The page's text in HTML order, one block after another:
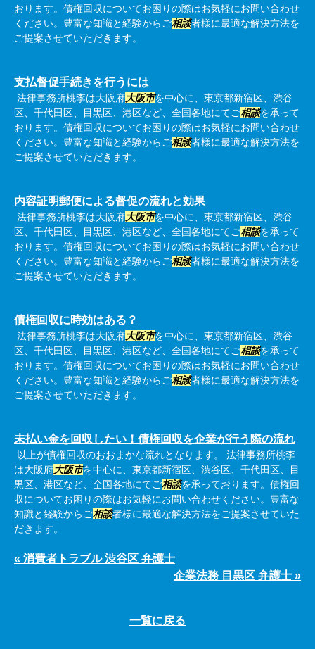
おります。債権回収についてお困りの際はお気軽にお問い合わせ
ください。豊富な知識と経験からご相談者様に最適な解決方法を
ご提案させていただきます。
支払督促手続きを行うには
法律事務所桃李は大阪府大阪市を中心に、東京都新宿区、渋谷
区、千代田区、目黒区、港区など、全国各地にてご相談を承って
おります。債権回収についてお困りの際はお気軽にお問い合わせ
ください。豊富な知識と経験からご相談者様に最適な解決方法を
ご提案させていただきます。
内容証明郵便による督促の流れと効果
法律事務所桃李は大阪府大阪市を中心に、東京都新宿区、渋谷
区、千代田区、目黒区、港区など、全国各地にてご相談を承って
おります。債権回収についてお困りの際はお気軽にお問い合わせ
ください。豊富な知識と経験からご相談者様に最適な解決方法を
ご提案させていただきます。
債権回収に時効はある？
法律事務所桃李は大阪府大阪市を中心に、東京都新宿区、渋谷
区、千代田区、目黒区、港区など、全国各地にてご相談を承って
おります。債権回収についてお困りの際はお気軽にお問い合わせ
ください。豊富な知識と経験からご相談者様に最適な解決方法を
ご提案させていただきます。
未払い金を回収したい！債権回収を企業が行う際の流れ
以上が債権回収のおおまかな流れとなります。 法律事務所桃李
は大阪府大阪市を中心に、東京都新宿区、渋谷区、千代田区、目
黒区、港区など、全国各地にてご相談を承っております。債権回
収についてお困りの際はお気軽にお問い合わせください。豊富な
知識と経験からご相談者様に最適な解決方法をご提案させていた
だきます。
« 消費者トラブル 渋谷区 弁護士
企業法務 目黒区 弁護士 »
一覧に戻る